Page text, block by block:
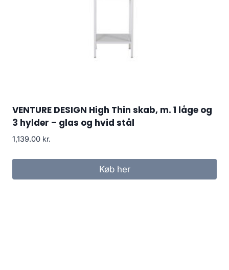
VENTURE DESIGN High Thin skab, m. 1 låge og
3 hylder – glas og hvid stål
1,139.00 kr.
Køb her